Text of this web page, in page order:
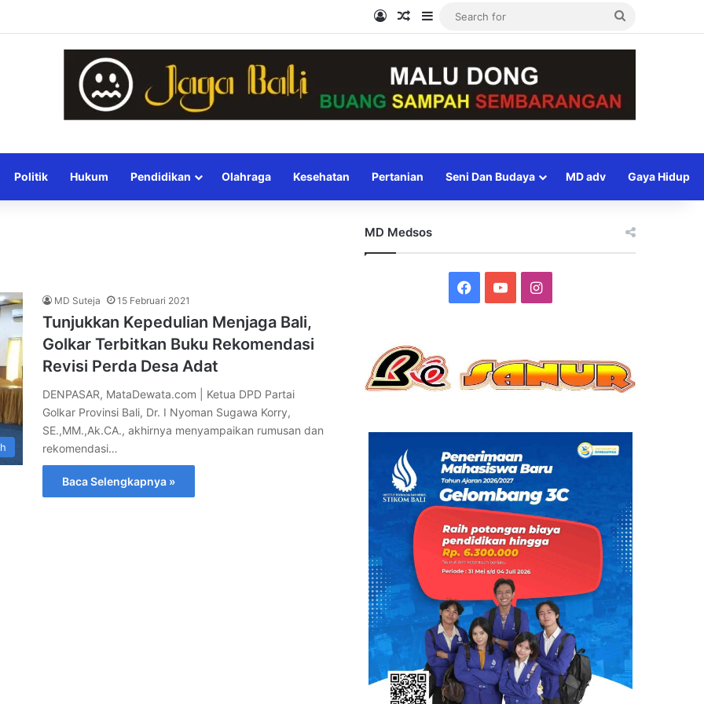
Log InRandom Article
Sidebar
Politik Hukum Pendidikan Olahraga Kesehatan Pertanian Seni Dan Budaya MD adv Gaya Hidup
MD Suteja 15 Februari 2021
Tunjukkan Kepedulian Menjaga Bali,
Golkar Terbitkan Buku Rekomendasi
Revisi Perda Desa Adat
DENPASAR, MataDewata.com | Ketua DPD Partai
Golkar Provinsi Bali, Dr. I Nyoman Sugawa Korry,
SE.,MM.,Ak.CA., akhirnya menyampaikan rumusan dan
rekomendasi…
Baca Selengkapnya »
MD Medsos
Facebook
YouTubeInstagram